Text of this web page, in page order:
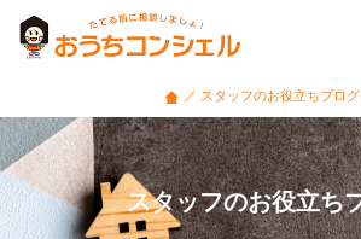
宅
ロ
ー
ン・
スタッフのお役立ちブログ
スタッフのお役立ち